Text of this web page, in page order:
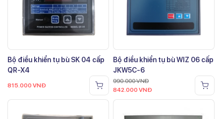
Bộ điều khiển tụ bù SK 04 cấp
QR-X4
815.000 VNĐ
Bộ điều khiển tụ bù WIZ 06 cấp
JKW5C-6
990.000VNĐ
842.000 VNĐ